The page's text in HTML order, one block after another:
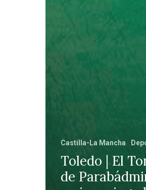
Castilla-La Mancha
Toledo | El
de